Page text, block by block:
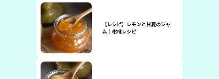
【レシピ】レモンと甘夏のジャ
ム｜柑橘レシピ